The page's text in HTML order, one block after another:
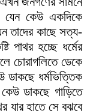
যেন কেউ একদিকে
তাদের কাছে সত্য-
পাথর হচ্ছে ধর্মের
চোরাগলিতে ডেকে
ধর্মভিত্তিক
ডাকছে গাড়িতে
যার হাতে সে বুঝবে